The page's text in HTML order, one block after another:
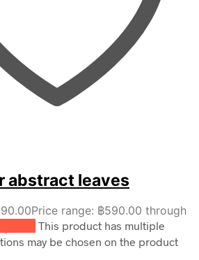
abstract leaves
Price range: ฿590.00 through
This product has multiple
may be chosen on the product